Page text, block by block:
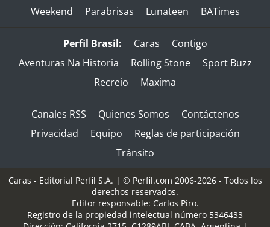
Weekend
Parabrisas Lunateen BATimes
Perfil Brasil: Caras
Contigo
Aventuras Na Historia
Rolling Stone
Sport Buzz
Recreio
Maxima
Canales RSS Quienes Somos
Contáctenos
Privacidad
Equipo
Reglas de participación
Tránsito
Caras - Editorial Perfil S.A. | © Perfil.com 2006-2026 - Todos los
derechos reservados.
Editor responsable: Carlos Piro.
Registro de la propiedad intelectual número 5346433